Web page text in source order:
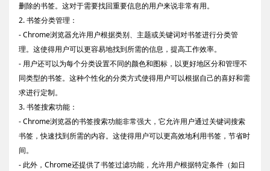
删除的书签。这对于需要找回重要信息的用户来说非常有用。
2. 书签分类管理：
- Chrome浏览器允许用户根据类别、主题或关键词对书签进行分类管
理。这使得用户可以更容易地找到所需的信息，提高工作效率。
- 用户还可以为每个分类设置不同的颜色和图标，以更好地区分和管理不
同类型的书签。这种个性化的分类方式使得用户可以根据自己的喜好和需
求进行定制。
3. 书签搜索功能：
- Chrome浏览器的书签搜索功能非常强大，它允许用户通过关键词搜索
书签，快速找到所需的内容。这使得用户可以更高效地利用书签，节省时
间。
- 此外，Chrome还提供了书签过滤功能，允许用户根据特定条件（如日